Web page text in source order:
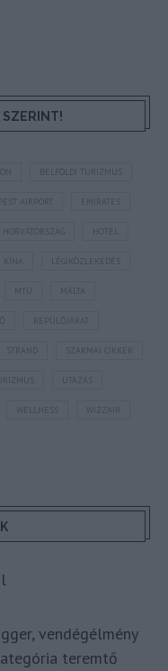
SZERINT!
BELFÖLDI TURIZMUS
AIRPORT EMIRATES
HORVÁTORSZÁG HOTEL
LÉGIKÖZLEKEDÉS
MTÜ MÁLTA
REPÜLŐJÁRAT
STRAND SZAKMAI CIKKEK
UTAZÁS
WIZZAIR
vendégélmény
teremtő